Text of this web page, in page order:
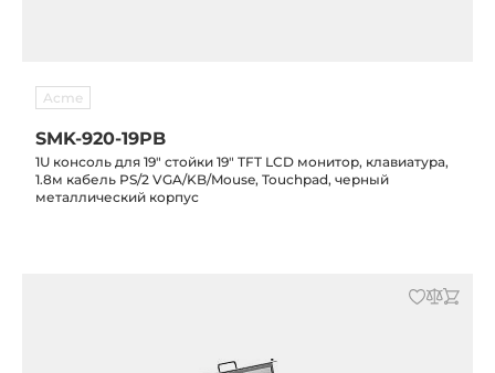
Acme
SMK-920-19PB
1U консоль для 19" стойки 19" TFT LCD монитор, клавиатура,
1.8м кабель PS/2 VGA/KB/Mouse, Touchpad, черный
металлический корпус